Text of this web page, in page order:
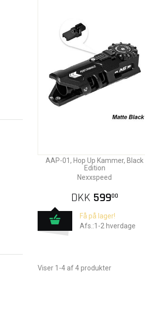
AAP-01, Hop Up Kammer, Black
Edition
Nexxspeed
DKK 59900
Få på lager!
Afs.:1-2 hverdage
Viser 1-4 af 4 produkter